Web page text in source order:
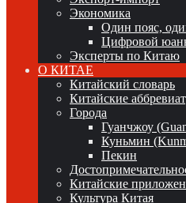
Экономика
Один пояс,
Цифровой
Эксперты по Китаю
О КИТАЕ
Китайский словарь
Китайские
Города
Гуанчжоу
Куньмин
Пекин
Китайские
Культура Китая